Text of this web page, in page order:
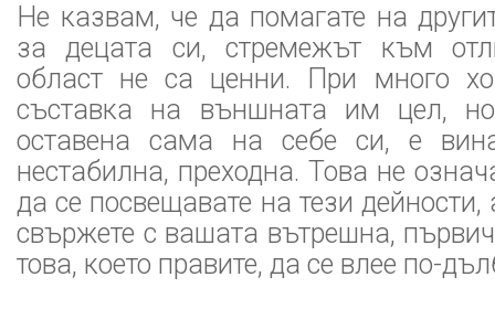
Не казвам, че да помагате на
за децата си, стремежът към
област не са ценни. При много
съставка на външната им цел,
оставена сама на себе си, е
нестабилна, преходна. Това не
да се посвещавате на тези дейности,
свържете с вашата вътрешна,
това, което правите, да се влее по-